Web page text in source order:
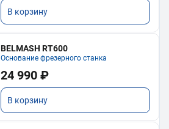
В корзину
BELMASH RT600
Основание фрезерного станка
24 990 ₽
В корзину